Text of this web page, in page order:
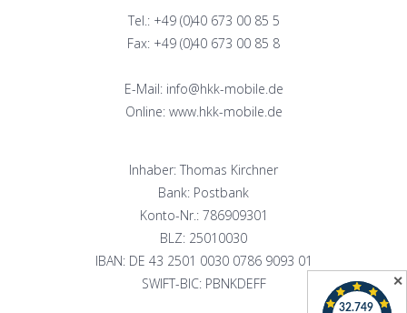
Tel.: +49 (0)40 673 00 85 5
Fax: +49 (0)40 673 00 85 8
E-Mail: info@hkk-mobile.de
Online: www.hkk-mobile.de
Inhaber: Thomas Kirchner
Bank: Postbank
Konto-Nr.: 786909301
BLZ: 25010030
IBAN: DE 43 2501 0030 0786 9093 01
SWIFT-BIC: PBNKDEFF
✕